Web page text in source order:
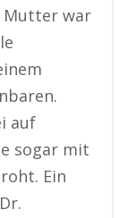
Mutter war
auf
sogar mit
Ein